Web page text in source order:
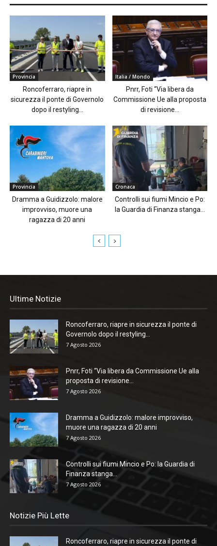
Provincia
Roncoferraro, riapre in
sicurezza il ponte di Governolo
dopo il restyling...
Italia / Mondo
Pnrr, Foti “Via libera da
Commissione Ue alla proposta
di revisione...
Provincia
Dramma a Guidizzolo: malore
improvviso, muore una
ragazza di 20 anni
Cronaca
Controlli sui fiumi Mincio e Po:
la Guardia di Finanza stanga...
Ultime Notizie
Roncoferraro, riapre in sicurezza il ponte di
Governolo dopo il restyling...
7 Agosto 2026
Pnrr, Foti “Via libera da Commissione Ue alla
proposta di revisione...
7 Agosto 2026
Dramma a Guidizzolo: malore improvviso,
muore una ragazza di 20 anni
7 Agosto 2026
Controlli sui fiumi Mincio e Po: la Guardia di
Finanza stanga...
7 Agosto 2026
Notizie Più Lette
Roncoferraro, riapre in sicurezza il ponte di